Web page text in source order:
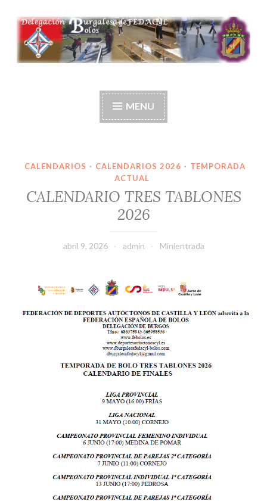
Ir
al
contenido
Delegación burgalesa
de fedacyl-bolos
MENU
CALENDARIOS · CALENDARIOS 2026 · TEMPORADA
ACTUAL
CALENDARIO TRES TABLONES
2026
abril 9, 2026 admin Minientrada